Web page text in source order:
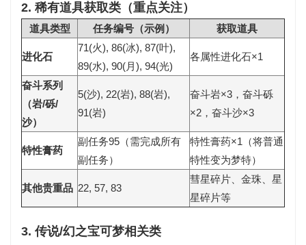
2. 稀有道具获取类（重点关注）
道具类型 任务编号（示例） 获取道具
进化石
71(火), 86(冰), 87(叶),
89(水), 90(月), 94(光)
各属性进化石×1
奋斗系列
（岩/砾/
沙）
5(沙), 22(岩), 88(岩),
91(岩)
奋斗岩×3，奋斗砾
×2，奋斗沙×3
特性膏药
副任务95（需完成所有
副任务）
特性膏药×1 （将普通
特性变为梦特）
其他贵重品 22, 57, 83
彗星碎片、金珠、星
星碎片等
3. 传说/幻之宝可梦相关类